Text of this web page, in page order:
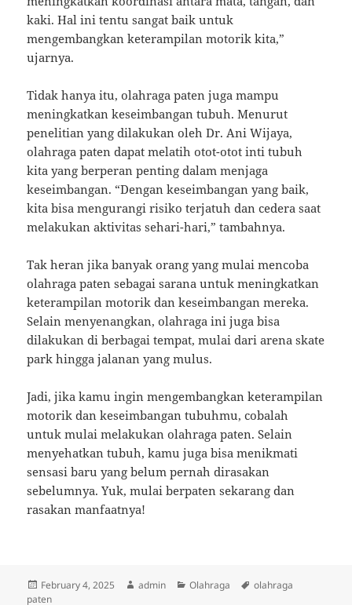
kaki. Hal ini tentu sangat baik untuk
mengembangkan keterampilan motorik kita,”
ujarnya.
Tidak hanya itu, olahraga paten juga mampu
meningkatkan keseimbangan tubuh. Menurut
penelitian yang dilakukan oleh Dr. Ani Wijaya,
olahraga paten dapat melatih otot-otot inti tubuh
kita yang berperan penting dalam menjaga
keseimbangan. “Dengan keseimbangan yang baik,
kita bisa mengurangi risiko terjatuh dan cedera saat
melakukan aktivitas sehari-hari,” tambahnya.
Tak heran jika banyak orang yang mulai mencoba
olahraga paten sebagai sarana untuk meningkatkan
keterampilan motorik dan keseimbangan mereka.
Selain menyenangkan, olahraga ini juga bisa
dilakukan di berbagai tempat, mulai dari arena skate
park hingga jalanan yang mulus.
Jadi, jika kamu ingin mengembangkan keterampilan
motorik dan keseimbangan tubuhmu, cobalah
untuk mulai melakukan olahraga paten. Selain
menyehatkan tubuh, kamu juga bisa menikmati
sensasi baru yang belum pernah dirasakan
sebelumnya. Yuk, mulai berpaten sekarang dan
rasakan manfaatnya!
Posted
on
February 4, 2025 Author
admin Categories
Olahraga Tags
olahraga
paten